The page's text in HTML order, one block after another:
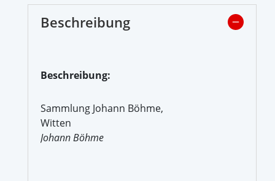
Beschreibung
Beschreibung:
Sammlung Johann Böhme,
Witten
Johann Böhme